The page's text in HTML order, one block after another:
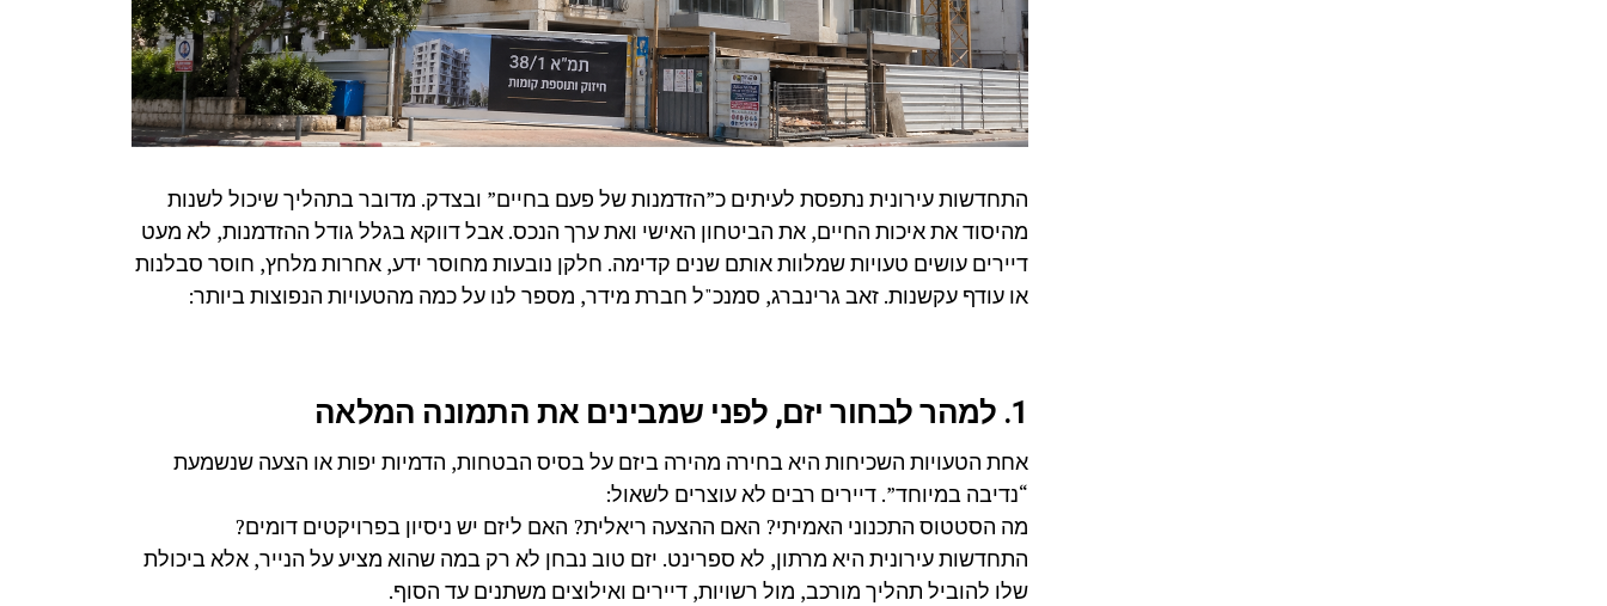
התחדשות עירונית נתפסת לעיתים כ”הזדמנות של פעם בחיים” ובצדק. מדובר בתהליך שיכול לשנות
מהיסוד את איכות החיים, את הביטחון האישי ואת ערך הנכס. אבל דווקא בגלל גודל ההזדמנות, לא מעט
דיירים עושים טעויות שמלוות אותם שנים קדימה. חלקן נובעות מחוסר ידע, אחרות מלחץ, חוסר סבלנות
או עודף עקשנות. זאב גרינברג, סמנכ"ל חברת מידר, מספר לנו על כמה מהטעויות הנפוצות ביותר:
1. למהר לבחור יזם, לפני שמבינים את התמונה המלאה
אחת הטעויות השכיחות היא בחירה מהירה ביזם על בסיס הבטחות, הדמיות יפות או הצעה שנשמעת
“נדיבה במיוחד”. דיירים רבים לא עוצרים לשאול:
מה הסטטוס התכנוני האמיתי? האם ההצעה ריאלית? האם ליזם יש ניסיון בפרויקטים דומים?
התחדשות עירונית היא מרתון, לא ספרינט. יזם טוב נבחן לא רק במה שהוא מציע על הנייר, אלא ביכולת
שלו להוביל תהליך מורכב, מול רשויות, דיירים ואילוצים משתנים עד הסוף.